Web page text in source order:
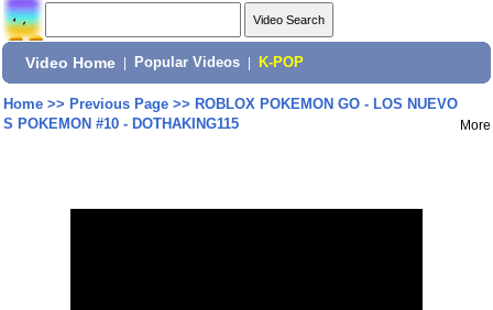
Video Home Popular Videos K-POP
Home>> Previous Page>> ROBLOX POKEMON GO - LOS NUEVO
S POKEMON #10 - DOTHAKING115
More